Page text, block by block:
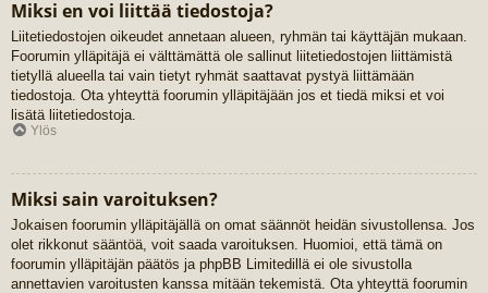
Miksi en voi liittää tiedostoja?
Liitetiedostojen oikeudet annetaan alueen, ryhmän tai käyttäjän mukaan.
Foorumin ylläpitäjä ei välttämättä ole sallinut liitetiedostojen liittämistä
tietyllä alueella tai vain tietyt ryhmät saattavat pystyä liittämään
tiedostoja. Ota yhteyttä foorumin ylläpitäjään jos et tiedä miksi et voi
lisätä liitetiedostoja.
Ylös
Miksi sain varoituksen?
Jokaisen foorumin ylläpitäjällä on omat säännöt heidän sivustollensa. Jos
olet rikkonut sääntöä, voit saada varoituksen. Huomioi, että tämä on
foorumin ylläpitäjän päätös ja phpBB Limitedillä ei ole sivustolla
annettavien varoitusten kanssa mitään tekemistä. Ota yhteyttä foorumin